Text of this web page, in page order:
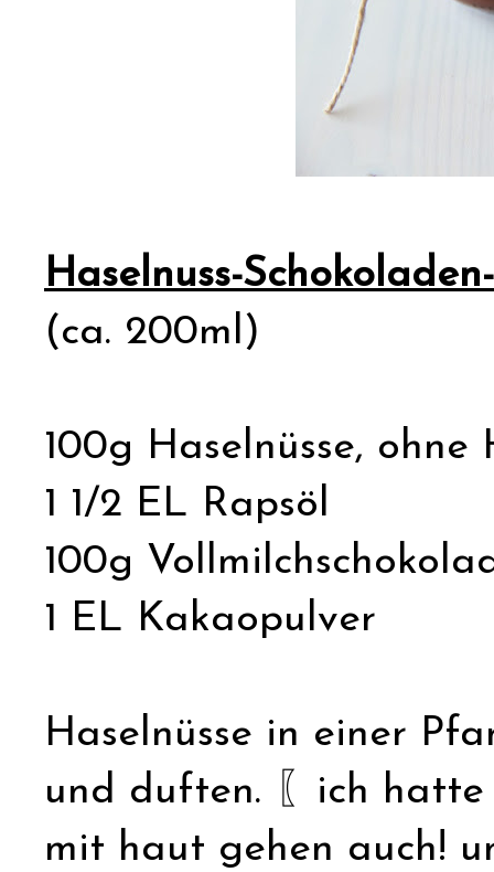
Haselnuss-
(ca. 200ml)
100g Haselnüsse,
1 1/2 EL Rapsöl
100g
1 EL Kakaopulver
Haselnüsse in einer
und duften. 〖ich
mit haut gehen auch!